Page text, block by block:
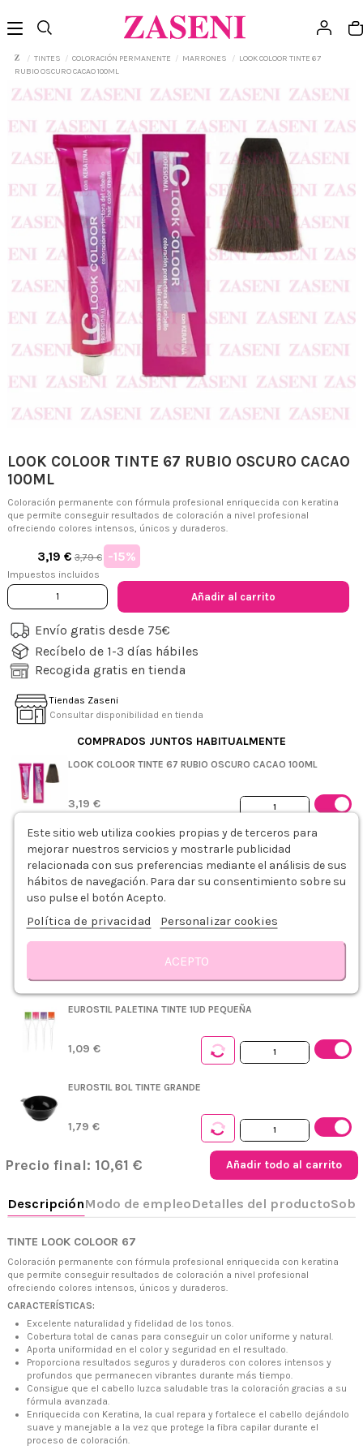
TINTES COLORACIÓN PERMANENTE MARRONES
LOOK COLOOR TINTE 67
RUBIO OSCURO CACAO 100ML
LOOK COLOOR TINTE 67 RUBIO OSCURO CACAO
100ML
Coloración permanente con fórmula profesional enriquecida con keratina
que permite conseguir resultados de coloración a nivel profesional
ofreciendo colores intensos, únicos y duraderos.
3,19 € 3,79 € -15%
Impuestos incluidos
Añadir al carrito
Envío gratis desde 75€
Recíbelo de 1-3 días hábiles
Recogida gratis en tienda
Tiendas Zaseni
Consultar disponibilidad en tienda
COMPRADOS JUNTOS HABITUALMENTE
LOOK COLOOR TINTE 67 RUBIO OSCURO CACAO 100ML
3,19 €
+
COSMELITTE EMULSIÓN OXIDANTE 20VOL. 6% 1000ML
3,79 €
PLASTICAPS PEINADOR DESECHABLE AZUL 5UDS
EUROSTIL PALETINA TINTE 1UD PEQUEÑA
1,09 €
EUROSTIL BOL TINTE GRANDE
1,79 €
Precio final: 10,61 € Añadir todo al carrito
DescripciónModo de empleo Detalles del producto
TINTE LOOK COLOOR 67
Coloración permanente con fórmula profesional enriquecida con keratina
que permite conseguir resultados de coloración a nivel profesional
ofreciendo colores intensos, únicos y duraderos.
CARACTERÍSTICAS:
Excelente naturalidad y fidelidad de los tonos.
Cobertura total de canas para conseguir un color uniforme y natural.
Aporta uniformidad en el color y seguridad en el resultado.
Proporciona resultados seguros y duraderos con colores intensos y
profundos que permanecen vibrantes durante más tiempo.
Consigue que el cabello luzca saludable tras la coloración gracias a su
fórmula avanzada.
Enriquecida con Keratina, la cual repara y fortalece el cabello dejándolo
suave y manejable a la vez que protege la fibra capilar durante el
proceso de coloración.
+34 968 06 63 44
+34 601 27 80 18
contacto@zaseni.com
Avenida de los Dolores 32, Murcia
Este sitio web utiliza cookies propias y de terceros para
mejorar nuestros servicios y mostrarle publicidad
relacionada con sus preferencias mediante el análisis de sus
hábitos de navegación. Para dar su consentimiento sobre su
uso pulse el botón Acepto.
Política de privacidad Personalizar cookies
ACEPTO